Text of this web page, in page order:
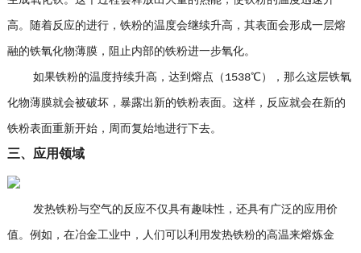
高。随着反应的进行，铁粉的温度会继续升高，其表面会形成一层熔
融的铁氧化物薄膜，阻止内部的铁粉进一步氧化。
如果铁粉的温度持续升高，达到熔点（1538℃），那么这层铁氧
化物薄膜就会被破坏，暴露出新的铁粉表面。这样，反应就会在新的
铁粉表面重新开始，周而复始地进行下去。
三、应用领域
发热铁粉与空气的反应不仅具有趣味性，还具有广泛的应用价
值。例如，在冶金工业中，人们可以利用发热铁粉的高温来熔炼金